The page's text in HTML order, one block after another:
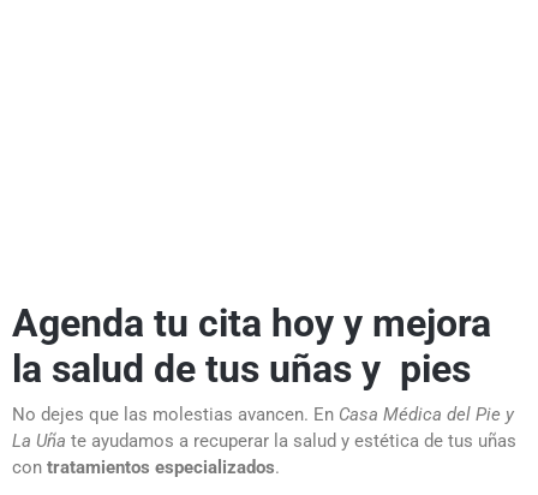
Agenda tu cita hoy y mejora
la salud de tus uñas y pies
No dejes que las molestias avancen. En Casa Médica del Pie y
La Uña te ayudamos a recuperar la salud y estética de tus uñas
con tratamientos especializados.